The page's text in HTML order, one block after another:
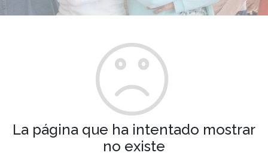
La página que ha intentado mostrar
no existe